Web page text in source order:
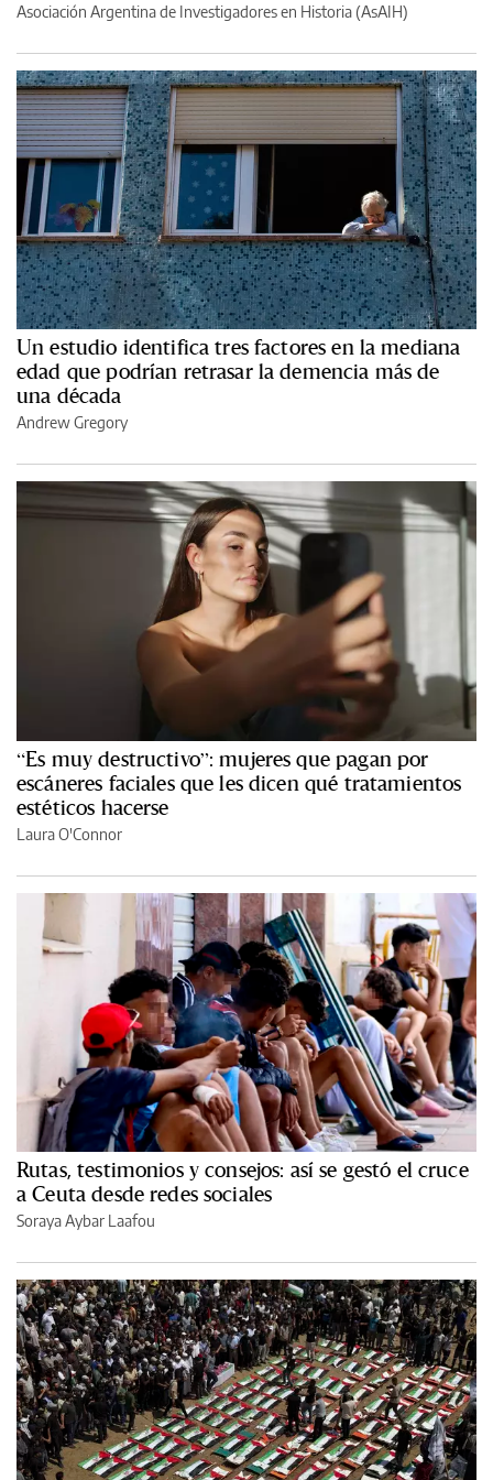
Asociación Argentina de Investigadores en Historia (AsAIH)
Un estudio identifica tres factores en la mediana
edad que podrían retrasar la demencia más de
una década
Andrew Gregory
“Es muy destructivo”: mujeres que pagan por
escáneres faciales que les dicen qué tratamientos
estéticos hacerse
Laura O'Connor
Rutas, testimonios y consejos: así se gestó el cruce
a Ceuta desde redes sociales
Soraya Aybar Laafou